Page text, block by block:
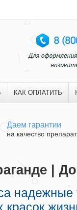
КАК ОПЛАТИТЬ
Даем гарантии
на качество
|
надежные